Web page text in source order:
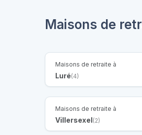
Maisons de
Maisons de retraite à
Luré(4)
Maisons de retraite à
Villersexel(2)